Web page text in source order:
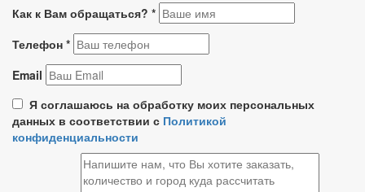
Как к Вам обращаться? *
Телефон *
Email
Я соглашаюсь на обработку моих персональных
данных в соответствии с Политикой
конфиденциальности